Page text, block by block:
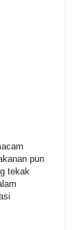
pun
tekak